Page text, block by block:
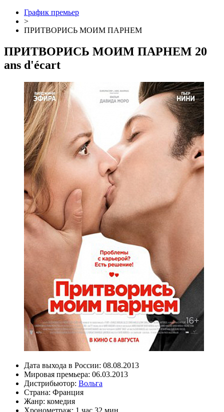
График премьер
>
ПРИТВОРИСЬ МОИМ ПАРНЕМ
ПРИТВОРИСЬ МОИМ ПАРНЕМ 20
ans d'écart
Дата выхода в России: 08.08.2013
Мировая премьера: 06.03.2013
Дистрибьютор: Вольга
Страна: Франция
Жанр: комедия
Хронометраж: 1 час 32 мин.